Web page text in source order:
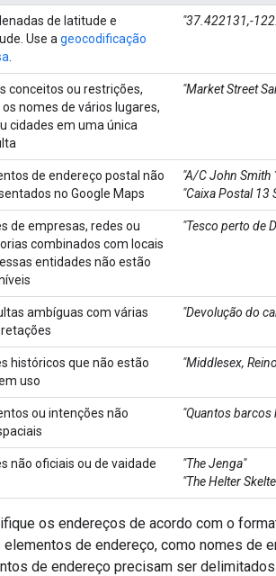
de latitude e
Use a geocodificação
"37.422131,-
conceitos ou restrições,
nomes de vários lugares,
cidades em uma única
"Market Street
de endereço postal não
no Google Maps
"A/C John Smith
"Caixa Postal 13
de empresas, redes ou
combinados com locais
entidades não estão
"Tesco perto de
ambíguas com várias
"Devolução do
históricos que não estão
uso
"Middlesex,
ou intenções não
"Quantos barcos
não oficiais ou de vaidade
"The Jenga"
"The Helter
os endereços de acordo com o
de endereço, como nomes de
de endereço precisam ser